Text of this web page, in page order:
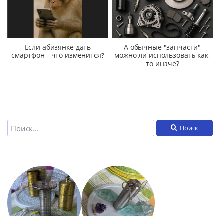
Если абизянке дать
смартфон - что изменится?
А обычные "запчасти"
можно ли использовать как-
то иначе?
Поиск